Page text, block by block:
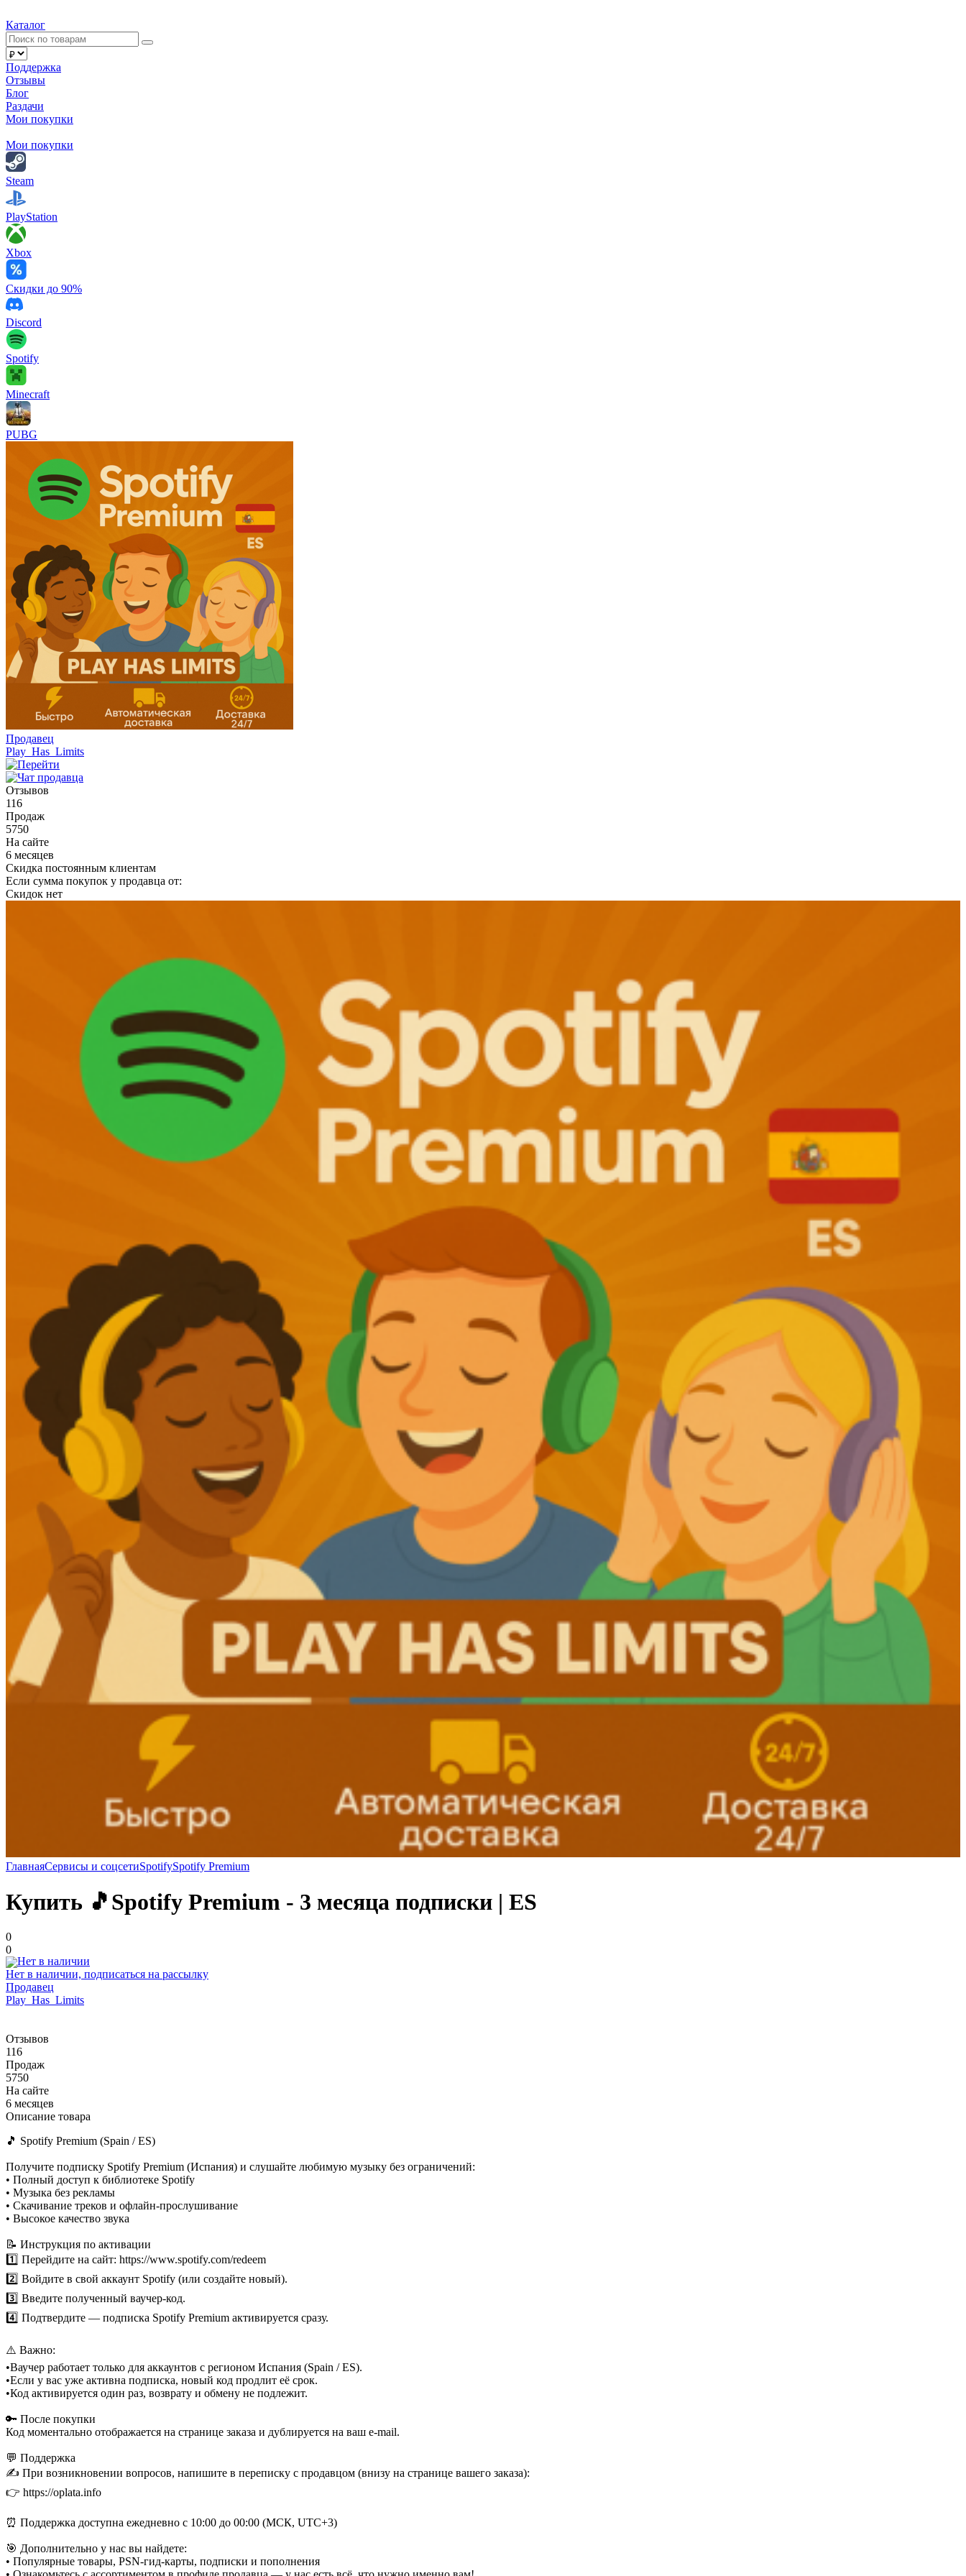
Каталог
Поддержка
Отзывы
Блог
Раздачи
Мои покупки
Мои покупки
Steam
PlayStation
Xbox
Скидки до 90%
Discord
Spotify
Minecraft
PUBG
Продавец
Play_Has_Limits
Отзывов
116
Продаж
5750
На сайте
6 месяцев
Скидка постоянным клиентам
Если сумма покупок у продавца от:
Скидок нет
ГлавнаяСервисы и соцсетиSpotifySpotify Premium
Купить 🎵Spotify Premium - 3 месяца подписки | ES
0
0
Нет в наличии, подписаться на рассылку
Продавец
Play_Has_Limits
Отзывов
116
Продаж
5750
На сайте
6 месяцев
Описание товара
🎵 Spotify Premium (Spain / ES)
Получите подписку Spotify Premium (Испания) и слушайте любимую музыку без ограничений:
• Полный доступ к библиотеке Spotify
• Музыка без рекламы
• Скачивание треков и офлайн-прослушивание
• Высокое качество звука
📝 Инструкция по активации
1️⃣ Перейдите на сайт: https://www.spotify.com/redeem
2️⃣ Войдите в свой аккаунт Spotify (или создайте новый).
3️⃣ Введите полученный ваучер-код.
4️⃣ Подтвердите — подписка Spotify Premium активируется сразу.
⚠️ Важно:
•Ваучер работает только для аккаунтов с регионом Испания (Spain / ES).
•Если у вас уже активна подписка, новый код продлит её срок.
•Код активируется один раз, возврату и обмену не подлежит.
🔑 После покупки
Код моментально отображается на странице заказа и дублируется на ваш e-mail.
💬 Поддержка
✍️ При возникновении вопросов, напишите в переписку с продавцом (внизу на странице вашего заказа):
👉 https://oplata.info
⏰ Поддержка доступна ежедневно с 10:00 до 00:00 (МСК, UTC+3)
🎯 Дополнительно у нас вы найдете:
• Популярные товары, PSN-гид-карты, подписки и пополнения